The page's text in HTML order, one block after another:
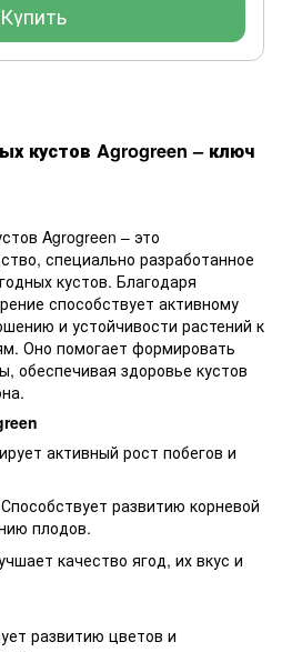
Купить
кустов Agrogreen – ключ
Agrogreen – это
специально разработанное
кустов. Благодаря
способствует активному
и устойчивости растений к
Оно помогает формировать
обеспечивая здоровье кустов
активный рост побегов и
развитию корневой
плодов.
качество ягод, их вкус и
развитию цветов и